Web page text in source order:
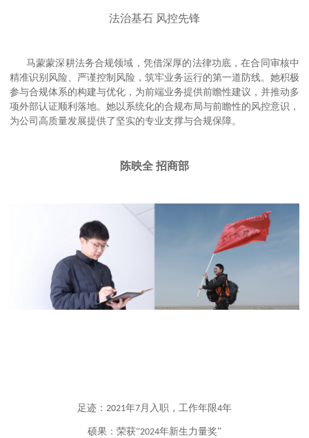
法治基石 风控先锋
马蒙蒙深耕法务合规领域，凭借深厚的法律功底，在合同审核中
精准识别风险、严谨控制风险，筑牢业务运行的第一道防线。她积极
参与合规体系的构建与优化，为前端业务提供前瞻性建议，并推动多
项外部认证顺利落地。她以系统化的合规布局与前瞻性的风控意识，
为公司高质量发展提供了坚实的专业支撑与合规保障。
陈映全 招商部
足迹： 2021年7 月入职，工作年限4年
硕果：荣获“2024年新生力量奖”